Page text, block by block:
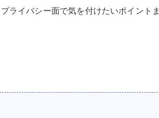
ライバシー面で気を付けたいポイントま